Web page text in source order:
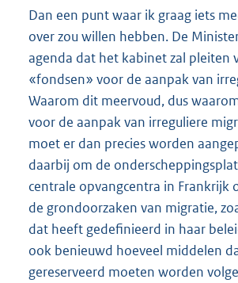
Dan een punt waar ik graag iets
over zou willen hebben. De
agenda dat het kabinet zal pleiten
«fondsen» voor de aanpak van
Waarom dit meervoud, dus
voor de aanpak van irreguliere
moet er dan precies worden
daarbij om de
centrale opvangcentra in Frankrijk
de grondoorzaken van migratie,
dat heeft gedefinieerd in haar
ook benieuwd hoeveel middelen
gereserveerd moeten worden